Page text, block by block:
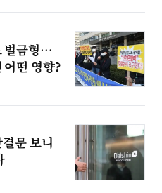
벌금형…
어떤 영향?
문 보니